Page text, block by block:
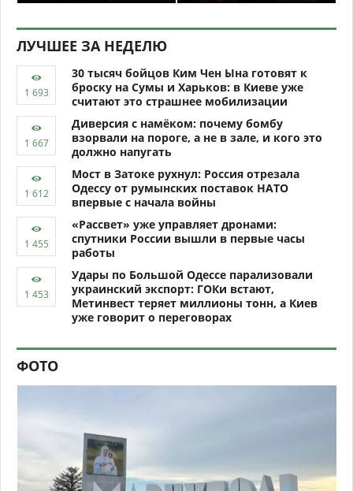
ЛУЧШЕЕ ЗА НЕДЕЛЮ
30 тысяч бойцов Ким Чен Ына готовят к
броску на Сумы и Харьков: в Киеве уже
считают это страшнее мобилизации
Диверсия с намёком: почему бомбу
взорвали на пороге, а не в зале, и кого это
должно напугать
Мост в Затоке рухнул: Россия отрезала
Одессу от румынских поставок НАТО
впервые с начала войны
«Рассвет» уже управляет дронами:
спутники России вышли в первые часы
работы
Удары по Большой Одессе парализовали
украинский экспорт: ГОКи встают,
Метинвест теряет миллионы тонн, а Киев
уже говорит о переговорах
ФОТО